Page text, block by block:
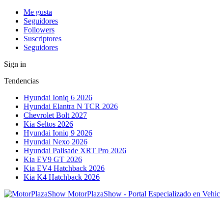
Me gusta
Seguidores
Followers
Suscriptores
Seguidores
Sign in
Tendencias
Hyundai Ioniq 6 2026
Hyundai Elantra N TCR 2026
Chevrolet Bolt 2027
Kia Seltos 2026
Hyundai Ioniq 9 2026
Hyundai Nexo 2026
Hyundai Palisade XRT Pro 2026
Kia EV9 GT 2026
Kia EV4 Hatchback 2026
Kia K4 Hatchback 2026
MotorPlazaShow - Portal Especializado en